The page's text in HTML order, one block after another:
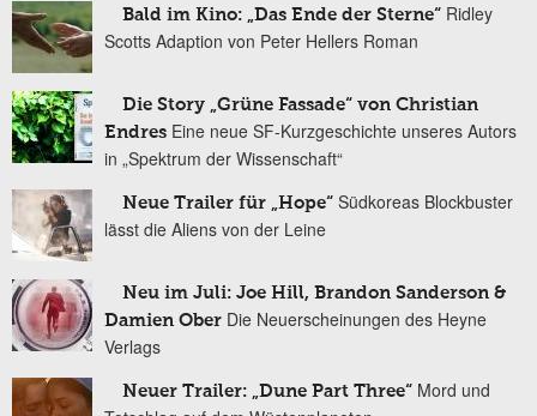
Bald im Kino: „Das Ende der Sterne“ Ridley
Scotts Adaption von Peter Hellers Roman
Die Story „Grüne Fassade“ von Christian
Endres Eine neue SF-Kurzgeschichte unseres Autors
in „Spektrum der Wissenschaft“
Neue Trailer für „Hope“ Südkoreas Blockbuster
lässt die Aliens von der Leine
Neu im Juli: Joe Hill, Brandon Sanderson &
Damien Ober Die Neuerscheinungen des Heyne
Verlags
Neuer Trailer: „Dune Part Three“ Mord und